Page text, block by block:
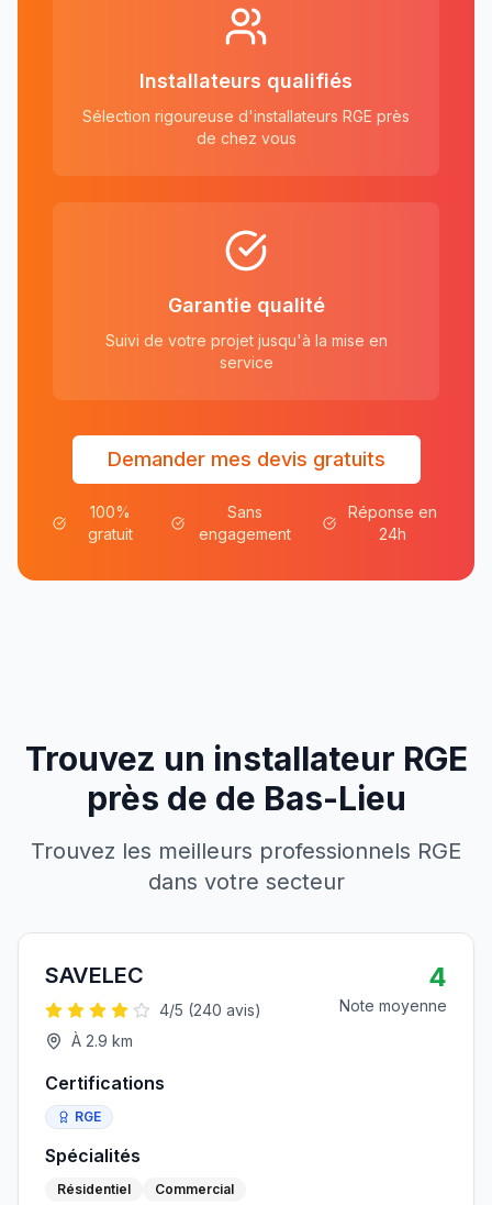
Installateurs qualifiés
Sélection rigoureuse d'installateurs RGE près
de chez vous
Garantie qualité
Suivi de votre projet jusqu'à la mise en
service
Demander mes devis gratuits
100%
gratuit
Sans
engagement
Réponse en
24h
Trouvez un installateur RGE
près de de Bas-Lieu
Trouvez les meilleurs professionnels RGE
dans votre secteur
SAVELEC
4/5 (240 avis)
À 2.9 km
4
Note moyenne
Certifications
RGE
Spécialités
Résidentiel Commercial